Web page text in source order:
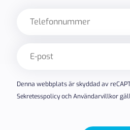
post
Denna webbplats är skyddad av
SekretesspolicyochAnvändarvillkor